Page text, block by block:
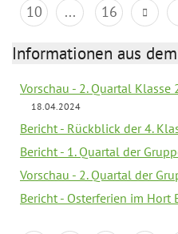
10
... 16
Informationen aus
Vorschau - 2. Quartal Klasse
18.04.2024
Bericht - Rückblick der 4.
Bericht - 1. Quartal der
Vorschau - 2. Quartal der
Bericht - Osterferien im Hort